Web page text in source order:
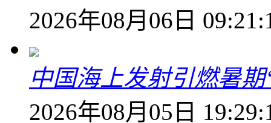
2026年08月06日
中国海上发射引燃暑
2026年08月05日